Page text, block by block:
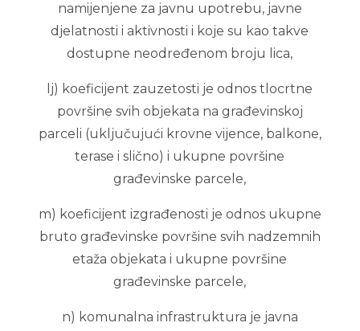
namijenjene za javnu upotrebu, javne
djelatnosti i aktivnosti i koje su kao takve
dostupne neodređenom broju lica,
lj) koeficijent zauzetosti je odnos tlocrtne
površine svih objekata na građevinskoj
parceli (uključujući krovne vijence, balkone,
terase i slično) i ukupne površine
građevinske parcele,
m) koeficijent izgrađenosti je odnos ukupne
bruto građevinske površine svih nadzemnih
etaža objekata i ukupne površine
građevinske parcele,
n) komunalna infrastruktura je javna